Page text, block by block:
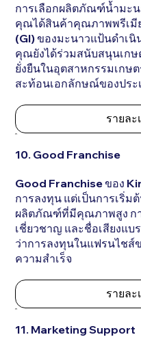
การเลือกผลิตภัณฑ์น้ำมะน
คุณได้สินค้าคุณภาพพรีเมี
(GI) ของมะนาวแป้นดำเ
คุณยังได้ร่วมสนับสนุนเกษ
ยั่งยืนในอุตสาหกรรมเกษ
สะท้อนเอกลักษณ์ของประ
รายละ
10. Good Franchise
Good Franchise ของ
การลงทุน แต่เป็นการเริ่
ผลิตภัณฑ์ที่มีคุณภาพสูง ก
เชี่ยวชาญ และชื่อเสียงแบ
ว่าการลงทุนในแฟรนไชส์
ความสำเร็จ
รายละ
11. Marketing Support